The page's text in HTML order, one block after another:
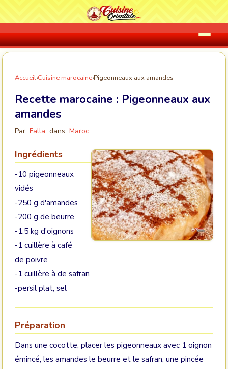
Accueil›Cuisine marocaine›Pigeonneaux aux amandes
Recette marocaine : Pigeonneaux aux
amandes
Par Falla dans Maroc
Ingrédients
-10 pigeonneaux
vidés
-250 g d'amandes
-200 g de beurre
-1.5 kg d'oignons
-1 cuillère à café
de poivre
-1 cuillère à de safran
-persil plat, sel
Préparation
Dans une cocotte, placer les pigeonneaux avec 1 oignon
émincé, les amandes le beurre et le safran, une pincée